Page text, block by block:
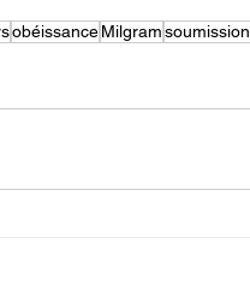
obéissanceMilgramsoumission